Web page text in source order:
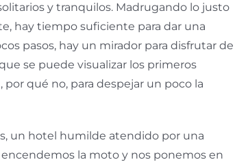
y tranquilos. Madrugando lo justo
hay tiempo suficiente para dar una
pasos, hay un mirador para disfrutar de
se puede visualizar los primeros
qué no, para despejar un poco la
un hotel humilde atendido por una
la moto y nos ponemos en